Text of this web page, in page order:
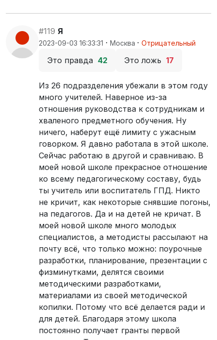
#119 Я
2023-09-03 16:33:31 · Москва · Отрицательный
Это правда 42 Это ложь 17
Из 26 подразделения убежали в этом году
много учителей. Наверное из-за
отношения руководства к сотрудникам и
хваленого предметного обучения. Ну
ничего, наберут ещё лимиту с ужасным
говорком. Я давно работала в этой школе.
Сейчас работаю в другой и сравниваю. В
моей новой школе прекрасное отношение
ко всему педагогическому составу, будь
ты учитель или воспитатель ГПД. Никто
не кричит, как некоторые снявшие погоны,
на педагогов. Да и на детей не кричат. В
моей новой школе много молодых
специалистов, а методисты рассылают на
почту всё, что только можно: поурочные
разработки, планирование, презентации с
физминутками, делятся своими
методическими разработками,
материалами из своей методической
копилки. Потому что всё делается ради и
для детей. Благодаря этому школа
постоянно получает гранты первой